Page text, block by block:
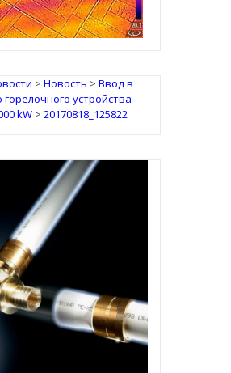
Radiators
> Новость > Ввод в
устройства
kW> 20170818_125822